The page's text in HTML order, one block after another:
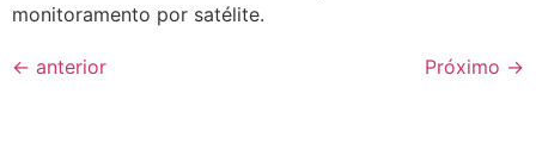
monitoramento por satélite.
← anterior Próximo →